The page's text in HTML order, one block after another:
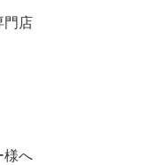
門店
様へ